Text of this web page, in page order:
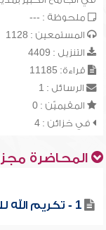
ملحوظة : ---
المستمعين : 1128
التنزيل : 4409
قراءة: 11185
الرسائل : 1
المقيميّن : 0
في خزائن : 4
المحاضرة
1 - تكريم الله للإنسان